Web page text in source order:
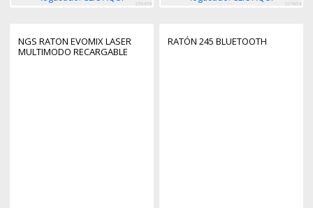
259469 267804
NGS RATON EVOMIX LASER
MULTIMODO RECARGABLE
RATÓN 245 BLUETOOTH